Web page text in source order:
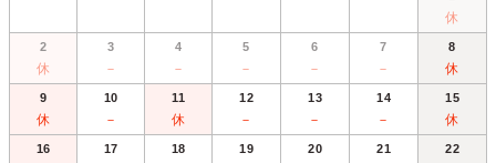
休
2
休
3
－
4
－
5
－
6
－
7
－
8
休
9
休
10
－
11
休
12
－
13
－
14
－
15
休
16 17 18 19 20 21 22